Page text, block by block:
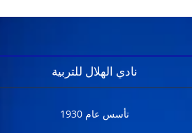
نادي الهلال للتربية
تأسس عام 1930